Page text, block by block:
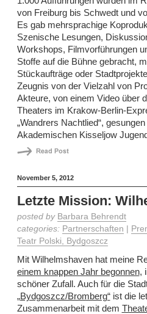
von Freiburg bis Schwedt und
Es gab mehrsprachige
Szenische Lesungen,
Workshops, Filmvorführungen
Stoffe auf die Bühne gebracht,
Stückaufträge oder
Zeugnis von der Vielzahl von
Akteure, von einem Video über
Theaters im Krakow-Berlin-
„Wandrers Nachtlied“,
Akademischen Kisseljow
November 5, 2012
Letzte Mission:
posted by Barbara Behrendt
categories: Partnerschaften
Teatr Polski, Bydgoszcz
Mit Wilhelmshaven hat meine
einem knappen Jahr begonnen,
schöner Zufall. Auch für die
„Bydgoszcz/Bromberg“ist die
Zusammenarbeit mit dem